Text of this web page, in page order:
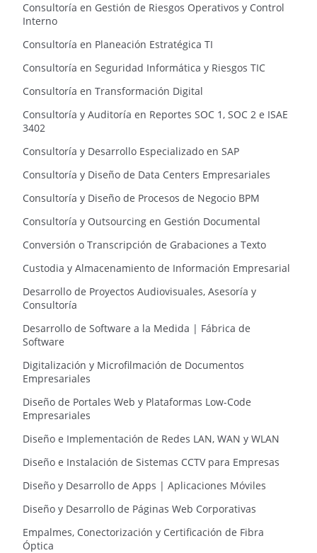
Consultoría en Gestión de Riesgos Operativos y Control
Interno
Consultoría en Planeación Estratégica TI
Consultoría en Seguridad Informática y Riesgos TIC
Consultoría en Transformación Digital
Consultoría y Auditoría en Reportes SOC 1, SOC 2 e ISAE
3402
Consultoría y Desarrollo Especializado en SAP
Consultoría y Diseño de Data Centers Empresariales
Consultoría y Diseño de Procesos de Negocio BPM
Consultoría y Outsourcing en Gestión Documental
Conversión o Transcripción de Grabaciones a Texto
Custodia y Almacenamiento de Información Empresarial
Desarrollo de Proyectos Audiovisuales, Asesoría y
Consultoría
Desarrollo de Software a la Medida | Fábrica de
Software
Digitalización y Microfilmación de Documentos
Empresariales
Diseño de Portales Web y Plataformas Low-Code
Empresariales
Diseño e Implementación de Redes LAN, WAN y WLAN
Diseño e Instalación de Sistemas CCTV para Empresas
Diseño y Desarrollo de Apps | Aplicaciones Móviles
Diseño y Desarrollo de Páginas Web Corporativas
Empalmes, Conectorización y Certificación de Fibra
Óptica